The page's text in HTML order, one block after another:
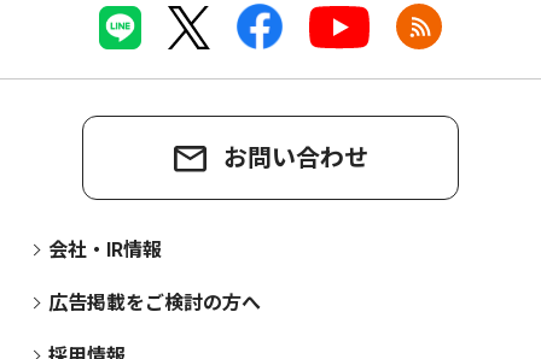
お問い合わせ
会社・IR情報
広告掲載をご検討の方へ